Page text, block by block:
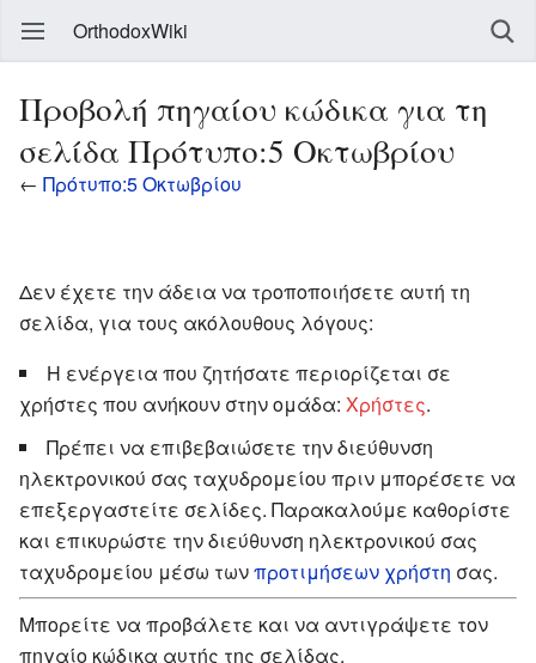
OrthodoxWiki
Προβολή πηγαίου κώδικα για τη
σελίδα Πρότυπο:5 Οκτωβρίου
← Πρότυπο:5 Οκτωβρίου
Δεν έχετε την άδεια να τροποποιήσετε αυτή τη
σελίδα, για τους ακόλουθους λόγους:
Η ενέργεια που ζητήσατε περιορίζεται σε
χρήστες που ανήκουν στην ομάδα: Χρήστες.
Πρέπει να επιβεβαιώσετε την διεύθυνση
ηλεκτρονικού σας ταχυδρομείου πριν μπορέσετε να
επεξεργαστείτε σελίδες. Παρακαλούμε καθορίστε
και επικυρώστε την διεύθυνση ηλεκτρονικού σας
ταχυδρομείου μέσω τωνπροτιμήσεων χρήστη σας.
Μπορείτε να προβάλετε και να αντιγράψετε τον
πηγαίο κώδικα αυτής της σελίδας.